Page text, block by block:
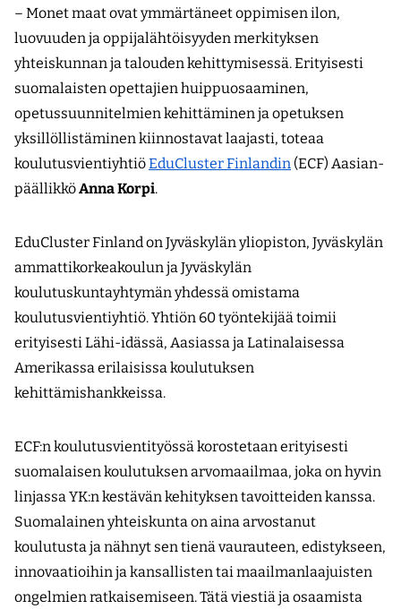
– Monet maat ovat ymmärtäneet oppimisen ilon,
luovuuden ja oppijalähtöisyyden merkityksen
yhteiskunnan ja talouden kehittymisessä. Erityisesti
suomalaisten opettajien huippuosaaminen,
opetussuunnitelmien kehittäminen ja opetuksen
yksillöllistäminen kiinnostavat laajasti, toteaa
koulutusvientiyhtiöEduCluster Finlandin (ECF) Aasian-
päällikköAnna Korpi.
EduCluster Finland on Jyväskylän yliopiston, Jyväskylän
ammattikorkeakoulun ja Jyväskylän
koulutuskuntayhtymän yhdessä omistama
koulutusvientiyhtiö. Yhtiön 60 työntekijää toimii
erityisesti Lähi-idässä, Aasiassa ja Latinalaisessa
Amerikassa erilaisissa koulutuksen
kehittämishankkeissa.
ECF:n koulutusvientityössä korostetaan erityisesti
suomalaisen koulutuksen arvomaailmaa, joka on hyvin
linjassa YK:n kestävän kehityksen tavoitteiden kanssa.
Suomalainen yhteiskunta on aina arvostanut
koulutusta ja nähnyt sen tienä vaurauteen, edistykseen,
innovaatioihin ja kansallisten tai maailman­laajuisten
ongelmien ratkaisemiseen. Tätä viestiä ja osaamista